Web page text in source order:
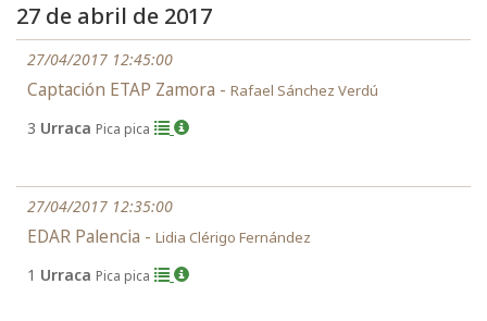
27 de abril de 2017
27/04/2017 12:45:00
Captación ETAP Zamora - Rafael Sánchez Verdú
3 Urraca Pica pica
27/04/2017 12:35:00
EDAR Palencia - Lidia Clérigo Fernández
1 Urraca Pica pica